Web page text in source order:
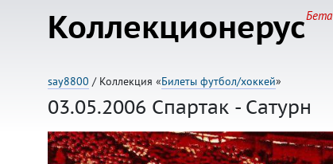
КоллекционерусБета
say8800 / Коллекция «Билеты футбол/хоккей»
03.05.2006 Спартак - Сатурн